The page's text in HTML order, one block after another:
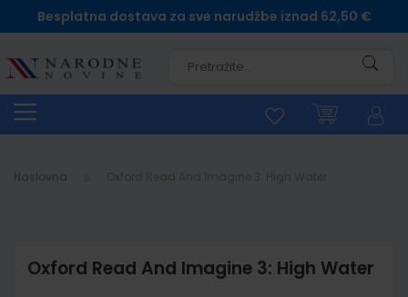
Besplatna dostava za sve narudžbe iznad 62,50 €
Naslovna
Oxford Read And Imagine 3: High Water